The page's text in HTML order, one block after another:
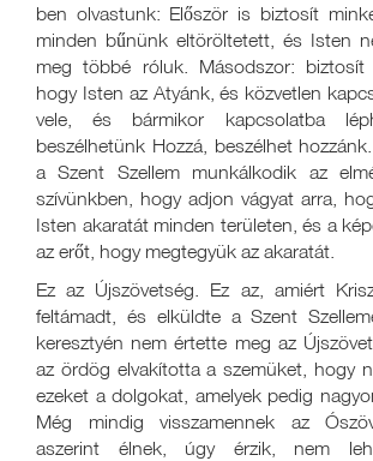
ben olvastunk: Először is biztosít
minden bűnünk eltöröltetett, és Isten
meg többé róluk. Másodszor: biztosít
hogy Isten az Atyánk, és közvetlen
vele, és bármikor kapcsolatba
beszélhetünk Hozzá, beszélhet
a Szent Szellem munkálkodik az
szívünkben, hogy adjon vágyat arra,
Isten akaratát minden területen, és a
az erőt, hogy megtegyük az akaratát.
Ez az Újszövetség. Ez az, amiért
feltámadt, és elküldte a Szent
keresztyén nem értette meg az
az ördög elvakította a szemüket, hogy
ezeket a dolgokat, amelyek pedig
Még mindig visszamennek az
aszerint élnek, úgy érzik, nem